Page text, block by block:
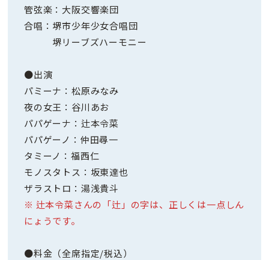
管弦楽：大阪交響楽団
合唱：堺市少年少女合唱団
堺リーブズハーモニー
●出演
パミーナ：松原みなみ
夜の女王：谷川あお
パパゲーナ：辻本令菜
パパゲーノ：仲田尋一
タミーノ：福西仁
モノスタトス：坂東達也
ザラストロ：湯浅貴斗
※ 辻本令菜さんの「辻」の字は、正しくは一点しん
にょうです。
●料金（全席指定/税込）